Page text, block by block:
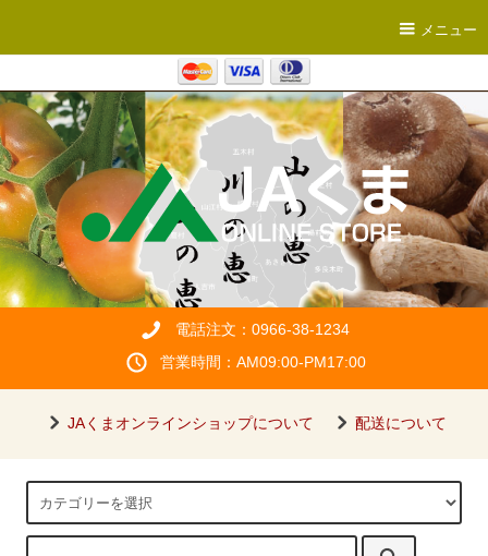
メニュー
電話注文：0966-38-1234
営業時間：AM09:00-PM17:00
JAくまオンラインショップについて 配送について